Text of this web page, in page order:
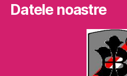
Datele noastre